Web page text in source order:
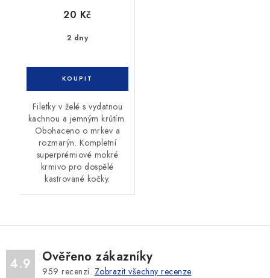
2 dny
20 Kč
Filetky v želé s vydatnou
kachnou a jemným krůtím.
Obohaceno o mrkev a
rozmarýn. Kompletní
superprémiové mokré
krmivo pro dospělé
kastrované kočky.
4.9 Ověřeno zákazníky
959 recenzí. Zobrazit všechny recenze